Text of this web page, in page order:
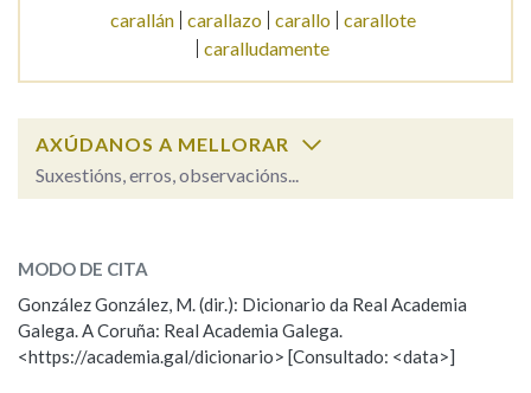
OUTRAS OPCIÓNS DE BUSCA
Pertence a
carallán
carallazo carallo
carallote
caralludamente
AXÚDANOS A MELLORAR
Suxestións, erros, observacións...
ESCOLLE UNHA OPCIÓN:
Observación Hai un erro na palabra
Propoño mellorar a definición
MODO DE CITA
González González, M. (dir.): Dicionario da Real Academia
Galega. A Coruña: Real Academia Galega.
<https://academia.gal/dicionario> [Consultado: <data>]